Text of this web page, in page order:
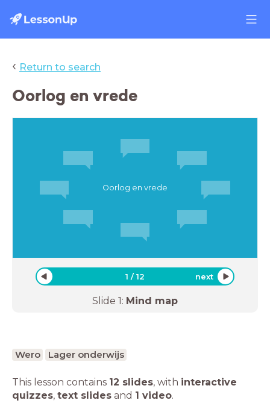
‹ Return to search
Oorlog en vrede
Oorlog en vrede
1 /12 next
Slide 1: Mind map
Wero Lager onderwijs
This lesson contains 12 slides, with interactive
quizzes, text slides and 1 video.